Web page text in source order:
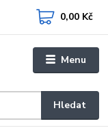
Menu
Hledat
0,00 Kč